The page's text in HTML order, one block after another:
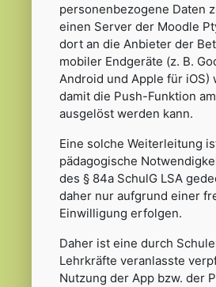
personenbezogene Daten
einen Server der Moodle
dort an die Anbieter der
mobiler Endgeräte (z. B.
Android und Apple für iOS)
damit die Push-Funktion
ausgelöst werden kann.
Eine solche Weiterleitung
pädagogische
des § 84a SchulG LSA
daher nur aufgrund einer
Einwilligung erfolgen.
Daher ist eine durch
Lehrkräfte veranlasste
Nutzung der App bzw. der